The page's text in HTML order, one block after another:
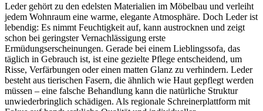
Leder gehört zu den edelsten Materialien im Möbelbau und verleiht
jedem Wohnraum eine warme, elegante Atmosphäre. Doch Leder ist
lebendig: Es nimmt Feuchtigkeit auf, kann austrocknen und zeigt
schon bei geringster Vernachlässigung erste
Ermüdungserscheinungen. Gerade bei einem Lieblingssofa, das
täglich in Gebrauch ist, ist eine gezielte Pflege entscheidend, um
Risse, Verfärbungen oder einen matten Glanz zu verhindern. Leder
besteht aus tierischen Fasern, die ähnlich wie Haut gepflegt werden
müssen – eine falsche Behandlung kann die natürliche Struktur
unwiederbringlich schädigen. Als regionale Schreinerplattform mit